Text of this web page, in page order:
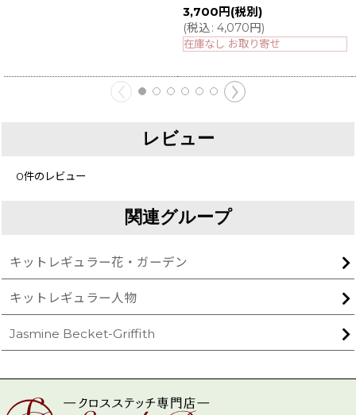
3,700 円 (税別)
(税込: 4,070円)
在庫なし お取り寄せ
レビュー
0件のレビュー
関連グループ
キットレギュラー花・ガーデン
キットレギュラー人物
Jasmine Becket-Griffith